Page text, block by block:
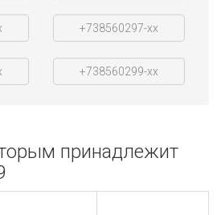
+738560297-xx
+738560299-xx
принадлежит